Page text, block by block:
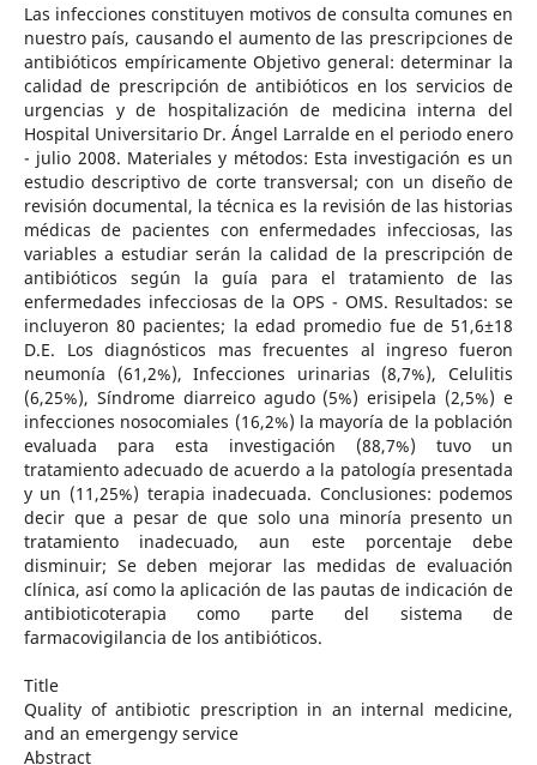
Las infecciones constituyen motivos de consulta comunes en
nuestro país, causando el aumento de las prescripciones de
antibióticos empíricamente Objetivo general: determinar la
calidad de prescripción de antibióticos en los servicios de
urgencias y de hospitalización de medicina interna del
Hospital Universitario Dr. Ángel Larralde en el periodo enero
- julio 2008. Materiales y métodos: Esta investigación es un
estudio descriptivo de corte transversal; con un diseño de
revisión documental, la técnica es la revisión de las historias
médicas de pacientes con enfermedades infecciosas, las
variables a estudiar serán la calidad de la prescripción de
antibióticos según la guía para el tratamiento de las
enfermedades infecciosas de la OPS - OMS. Resultados: se
incluyeron 80 pacientes; la edad promedio fue de 51,6±18
D.E. Los diagnósticos mas frecuentes al ingreso fueron
neumonía (61,2%), Infecciones urinarias (8,7%), Celulitis
(6,25%), Síndrome diarreico agudo (5%) erisipela (2,5%) e
infecciones nosocomiales (16,2%) la mayoría de la población
evaluada para esta investigación (88,7%) tuvo un
tratamiento adecuado de acuerdo a la patología presentada
y un (11,25%) terapia inadecuada. Conclusiones: podemos
decir que a pesar de que solo una minoría presento un
tratamiento inadecuado, aun este porcentaje debe
disminuir; Se deben mejorar las medidas de evaluación
clínica, así como la aplicación de las pautas de indicación de
antibioticoterapia como parte del sistema de
farmacovigilancia de los antibióticos.
Title
Quality of antibiotic prescription in an internal medicine,
and an emergengy service
Abstract